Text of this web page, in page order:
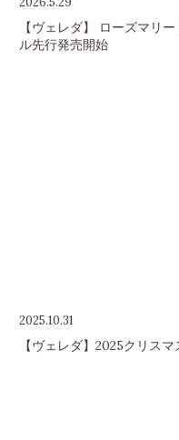
【ヴェレダ】 ローズマリ
ル先行発売開始
2025.10.31
【ヴェレダ】2025クリス